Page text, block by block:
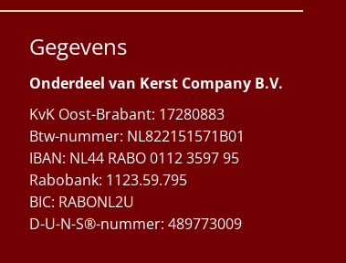
Gegevens
Onderdeel van Kerst Company B.V.
KvK Oost-Brabant: 17280883
Btw-nummer: NL822151571B01
IBAN: NL44 RABO 0112 3597 95
Rabobank: 1123.59.795
BIC: RABONL2U
D-U-N-S®-nummer: 489773009